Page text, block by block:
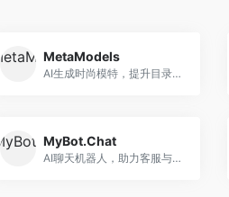
MetaModels
AI生成时尚模特，提升目录图像
MyBot.Chat
AI聊天机器人，助力客服与引流